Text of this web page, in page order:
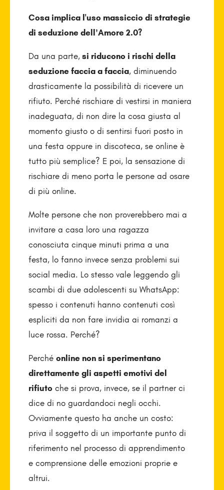
Cosa implica l'uso massiccio di strategie
di seduzione dell’Amore 2.0?
Da una parte,si riducono i rischi della
seduzione faccia a faccia, diminuendo
drasticamente la possibilità di ricevere un
rifiuto. Perché rischiare di vestirsi in maniera
inadeguata, di non dire la cosa giusta al
momento giusto o di sentirsi fuori posto in
una festa oppure in discoteca, se online è
tutto più semplice? E poi, la sensazione di
rischiare di meno porta le persone ad osare
di più online.
Molte persone che non proverebbero mai a
invitare a casa loro una ragazza
conosciuta cinque minuti prima a una
festa, lo fanno invece senza problemi sui
social media. Lo stesso vale leggendo gli
scambi di due adolescenti su WhatsApp:
spesso i contenuti hanno contenuti così
espliciti da non fare invidia ai romanzi a
luce rossa. Perché?
Perché online non si sperimentano
direttamente gli aspetti emotivi del
rifiuto che si prova, invece, se il partner ci
dice di no guardandoci negli occhi.
Ovviamente questo ha anche un costo:
priva il soggetto di un importante punto di
riferimento nel processo di apprendimento
e comprensione delle emozioni proprie e
altrui.